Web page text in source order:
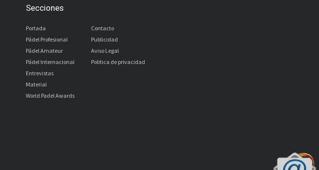
Secciones
Portada
Pádel Profesional
Pádel Amateur
Pádel Internacional
Entrevistas
Material
World Padel Awards
Contacto
Publicidad
Aviso Legal
Politica de privacidad